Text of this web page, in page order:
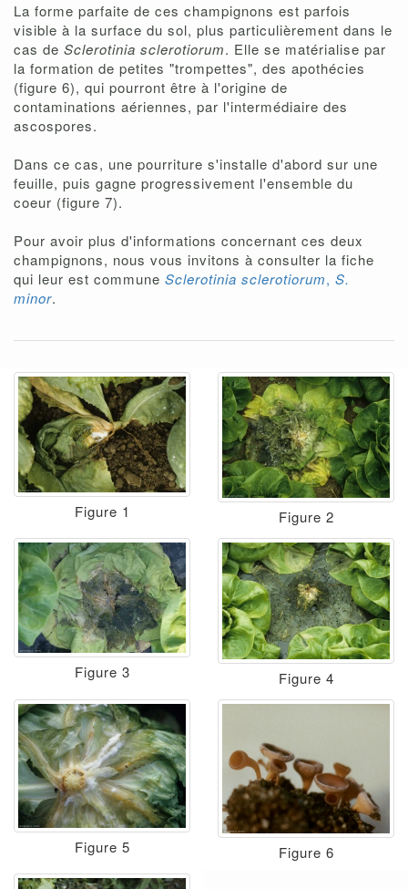
La forme parfaite de ces champignons est parfois
visible à la surface du sol, plus particulièrement dans le
cas de Sclerotinia sclerotiorum. Elle se matérialise par
la formation de petites "trompettes", des apothécies
(figure 6), qui pourront être à l'origine de
contaminations aériennes, par l'intermédiaire des
ascospores.
Dans ce cas, une pourriture s'installe d'abord sur une
feuille, puis gagne progressivement l'ensemble du
coeur (figure 7).
Pour avoir plus d'informations concernant ces deux
champignons, nous vous invitons à consulter la fiche
qui leur est commune Sclerotinia sclerotiorum, S.
minor.
Figure 1 Figure 2
Figure 3 Figure 4
Figure 5 Figure 6